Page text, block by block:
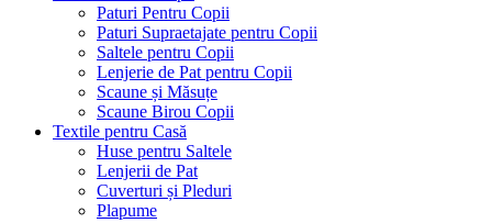
Paturi Pentru Copii
Paturi Supraetajate pentru Copii
Saltele pentru Copii
Lenjerie de Pat pentru Copii
Scaune și Măsuțe
Scaune Birou Copii
Textile pentru Casă
Huse pentru Saltele
Lenjerii de Pat
Cuverturi și Pleduri
Plapume